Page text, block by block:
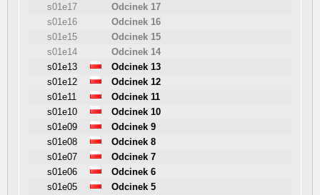
s01e17
Odcinek 17
s01e16
Odcinek 16
s01e15
Odcinek 15
s01e14
Odcinek 14
s01e13
Odcinek 13
s01e12
Odcinek 12
s01e11
Odcinek 11
s01e10
Odcinek 10
s01e09
Odcinek 9
s01e08
Odcinek 8
s01e07
Odcinek 7
s01e06
Odcinek 6
s01e05
Odcinek 5